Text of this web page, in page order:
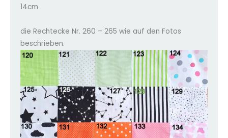
14cm
die Rechtecke Nr. 260 – 265 wie auf den Fotos
beschrieben.